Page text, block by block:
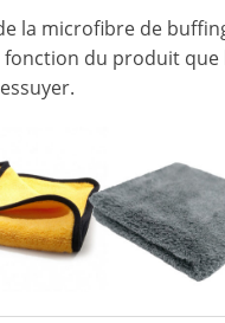
la microfibre de
fonction du produit que